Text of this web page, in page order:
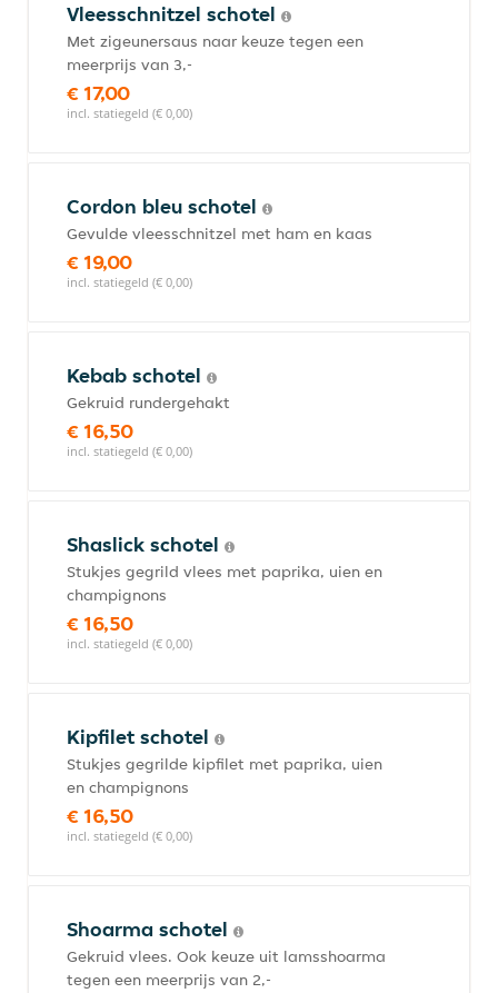
Vleesschnitzel schotel
Met zigeunersaus naar keuze tegen een
meerprijs van 3,-
€ 17,00
incl. statiegeld (€ 0,00)
Cordon bleu schotel
Gevulde vleesschnitzel met ham en kaas
€ 19,00
incl. statiegeld (€ 0,00)
Kebab schotel
Gekruid rundergehakt
€ 16,50
incl. statiegeld (€ 0,00)
Shaslick schotel
Stukjes gegrild vlees met paprika, uien en
champignons
€ 16,50
incl. statiegeld (€ 0,00)
Kipfilet schotel
Stukjes gegrilde kipfilet met paprika, uien
en champignons
€ 16,50
incl. statiegeld (€ 0,00)
Shoarma schotel
Gekruid vlees. Ook keuze uit lamsshoarma
tegen een meerprijs van 2,-